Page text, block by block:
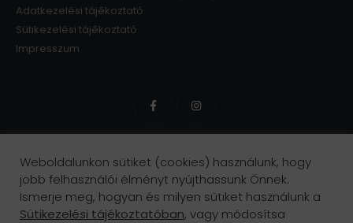
Adatkezelési tájékoztató
Sütikezelési tájékoztató
Impresszum
Weboldalunkon sütiket (cookies) használunk, hogy
jobb felhasználói élményt nyújthassunk Önnek.
Ismerje meg, hogyan és milyen sütiket használunk a
Sütikezelési tájékoztatóban, vagy módosítsa